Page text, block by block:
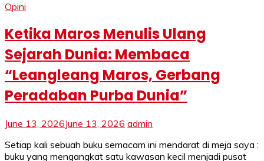
Opini
Ketika Maros Menulis Ulang
Sejarah Dunia: Membaca
“Leangleang Maros, Gerbang
Peradaban Purba Dunia”
June 13, 2026June 13, 2026 admin
Setiap kali sebuah buku semacam ini mendarat di meja saya :